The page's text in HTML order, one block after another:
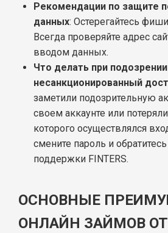
Рекомендации по защите
данных: Остерегайтесь
Всегда проверяйте адрес
вводом данных.
Что делать при
несанкционированный
заметили подозрительную
своем аккаунте или
которого осуществлялся
смените пароль и
поддержки FINTERS.
ОСНОВНЫЕ
ОНЛАЙН ЗАЙМОВ ОТ